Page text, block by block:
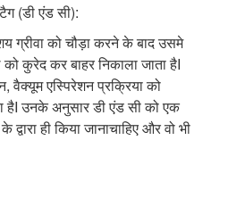
(डी एंड सी):
ग्रीवा को चौड़ा करने के बाद उसमे
कुरेद कर बाहर निकाला जाता हैI
,वैक्यूम एस्पिरेशन प्रक्रिया को
हैIउनके अनुसार डी एंड सी को एक
ही किया जानाचाहिए और वो भी